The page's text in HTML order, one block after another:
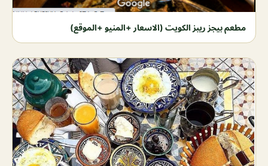
مطعم بيجز ريبز الكويت (الاسعار +المنيو +الموقع)